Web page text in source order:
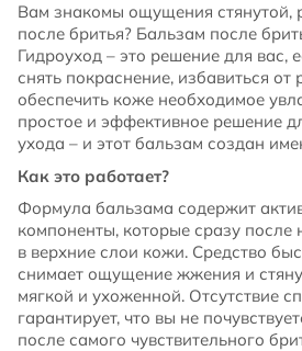
Вам знакомы ощущения стянутой,
после бритья? Бальзам после
Гидроуход – это решение для вас,
снять покраснение, избавиться
обеспечить коже необходимое
простое и эффективное решение
ухода – и этот бальзам создан
Как это работает?
Формула бальзама содержит
компоненты, которые сразу после
в верхние слои кожи. Средство
снимает ощущение жжения и
мягкой и ухоженной. Отсутствие
гарантирует, что вы не
после самого чувствительного